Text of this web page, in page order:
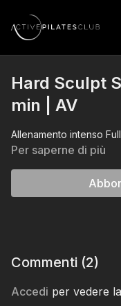
Hard Sculpt
min | AV
Allenamento intenso
Per saperne di più
Commenti (2)
Accedi per vedere